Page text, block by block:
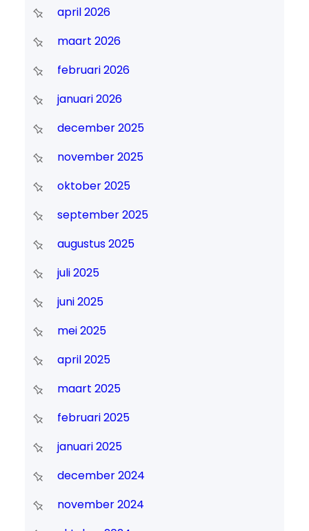
april 2026
maart 2026
februari 2026
januari 2026
december 2025
november 2025
oktober 2025
september 2025
augustus 2025
juli 2025
juni 2025
mei 2025
april 2025
maart 2025
februari 2025
januari 2025
december 2024
november 2024